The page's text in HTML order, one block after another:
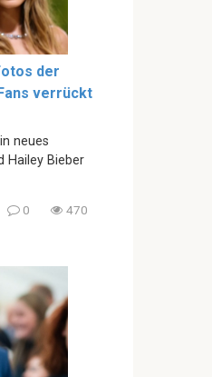
der
verrückt
neues
Hailey Bieber
0 470